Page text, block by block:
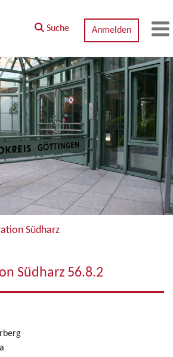
Suche Anmelden
Südharz
Südharz 56.8.2